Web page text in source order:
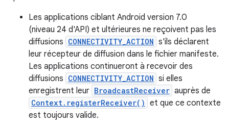
Les applications ciblant Android version 7.0
(niveau 24 d'API) et ultérieures ne reçoivent pas les
diffusions CONNECTIVITY_ACTION s'ils déclarent
leur récepteur de diffusion dans le fichier manifeste.
Les applications continueront à recevoir des
diffusions CONNECTIVITY_ACTION si elles
enregistrent leur BroadcastReceiver auprès de
Context.registerReceiver() et que ce contexte
est toujours valide.